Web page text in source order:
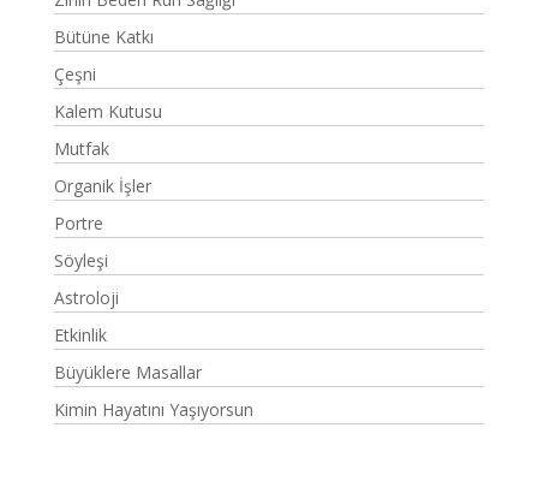
Bütüne Katkı
Çeşni
Kalem Kutusu
Mutfak
Organik İşler
Portre
Söyleşi
Astroloji
Etkinlik
Büyüklere Masallar
Kimin Hayatını Yaşıyorsun